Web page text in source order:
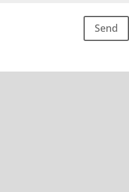
Send